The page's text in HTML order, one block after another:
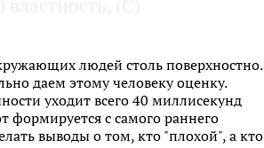
людей столь поверхностно.
даем этому человеку оценку.
уходит всего 40 миллисекунд
формируется с самого раннего
выводы о том, кто "плохой", а кто